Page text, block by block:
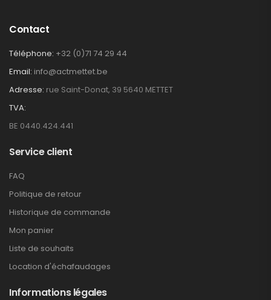
Contact
Téléphone: +32 (0)71 74 29 44
Email: info@actmettet.be
Adresse: rue Saint-Donat, 39 5640 METTET
TVA:
BE 0440.424.441
Service client
FAQ
Politique de retour
Historique de commande
Mon panier
Liste de souhaits
Location d'échafaudages
Informations légales